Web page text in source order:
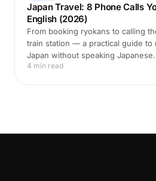
Japan Travel: 8 Phone Calls
English (2026)
From booking ryokans to calling
train station — a practical guide to
Japan without speaking Japanese.
4 min read